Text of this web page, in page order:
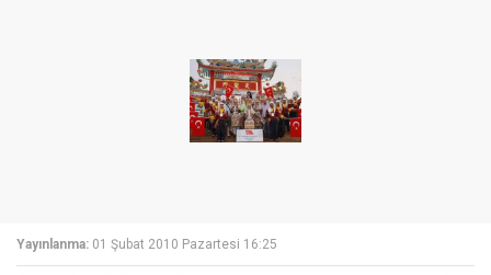
Yayınlanma: 01 Şubat 2010 Pazartesi 16:25